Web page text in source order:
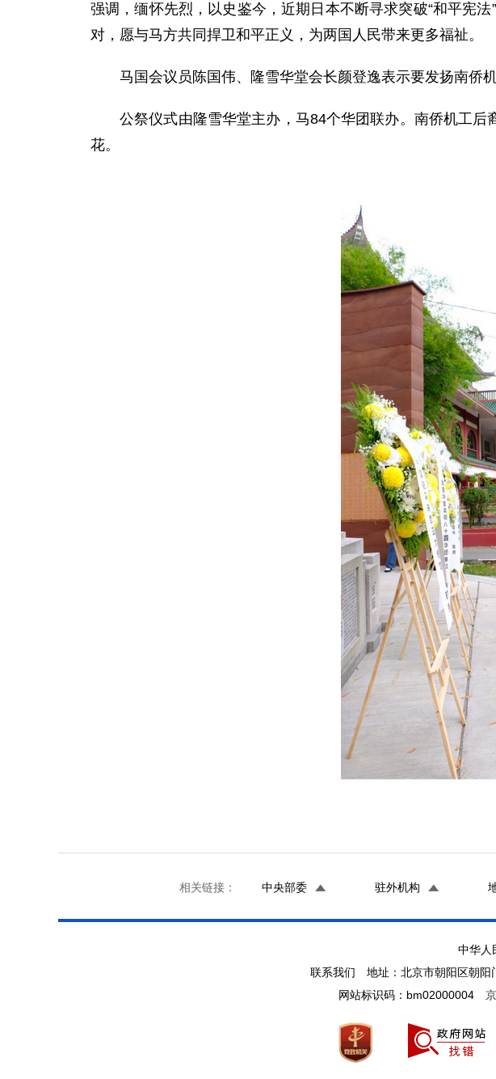
强调，缅怀先烈，以史鉴今，近期日本不断寻求突破“和平宪
对，愿与马方共同捍卫和平正义，为两国人民带来更多福祉。
马国会议员陈国伟、隆雪华堂会长颜登逸表示要发扬南侨
公祭仪式由隆雪华堂主办，马84个华团联办。南侨机工
花。
相关链接： 中央部委 驻外机构
中华
联系我们 地址：北京市朝阳区朝
网站标识码：bm02000004